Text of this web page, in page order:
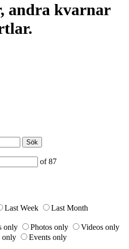
andra kvarnar
Sök
of87
Last Week
Last Month
only Photos only
Videos only
only
Events only